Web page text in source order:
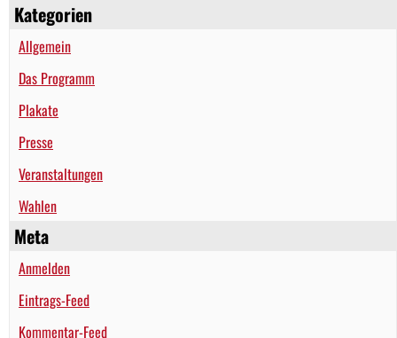
Kategorien
Allgemein
Das Programm
Plakate
Presse
Veranstaltungen
Wahlen
Meta
Anmelden
Eintrags-Feed
Kommentar-Feed